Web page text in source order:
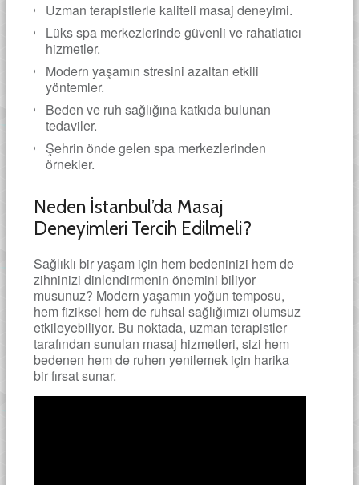
Uzman terapistlerle kaliteli masaj deneyimi.
Lüks spa merkezlerinde güvenli ve rahatlatıcı
hizmetler.
Modern yaşamın stresini azaltan etkili
yöntemler.
Beden ve ruh sağlığına katkıda bulunan
tedaviler.
Şehrin önde gelen spa merkezlerinden
örnekler.
Neden İstanbul’da Masaj
Deneyimleri Tercih Edilmeli?
Sağlıklı bir yaşam için hem bedeninizi hem de
zihninizi dinlendirmenin önemini biliyor
musunuz? Modern yaşamın yoğun temposu,
hem fiziksel hem de ruhsal sağlığımızı olumsuz
etkileyebiliyor. Bu noktada, uzman terapistler
tarafından sunulan masaj hizmetleri, sizi hem
bedenen hem de ruhen yenilemek için harika
bir fırsat sunar.